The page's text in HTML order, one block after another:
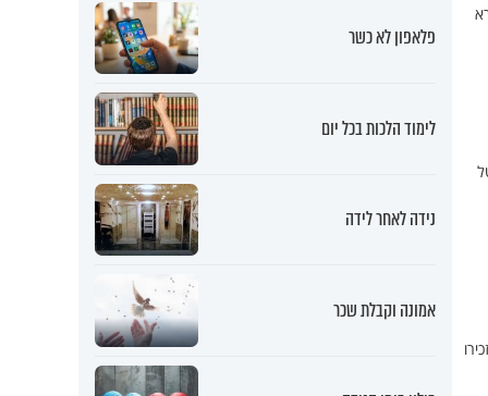
פלאפון לא כשר
לימוד הלכות בכל יום
נידה לאחר לידה
אמונה וקבלת שכר